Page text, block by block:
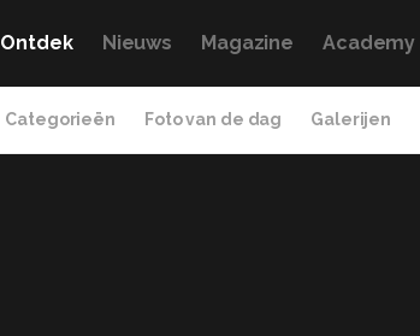
Ontdek Nieuws Magazine Academy
Categorieën Foto van de dag Galerijen